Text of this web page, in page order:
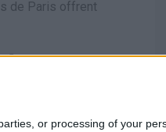
or processing of your
de Paris offrent